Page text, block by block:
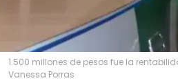
1.500 millones de pesos fue la
Vanessa Porras